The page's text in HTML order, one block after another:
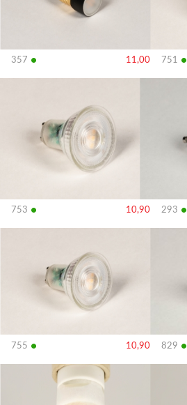
357 • 11,00 751 •
753 • 10,90 293 •
755 • 10,90
Bekijk
829 •
Bekijk
Bekijk
Bekijk